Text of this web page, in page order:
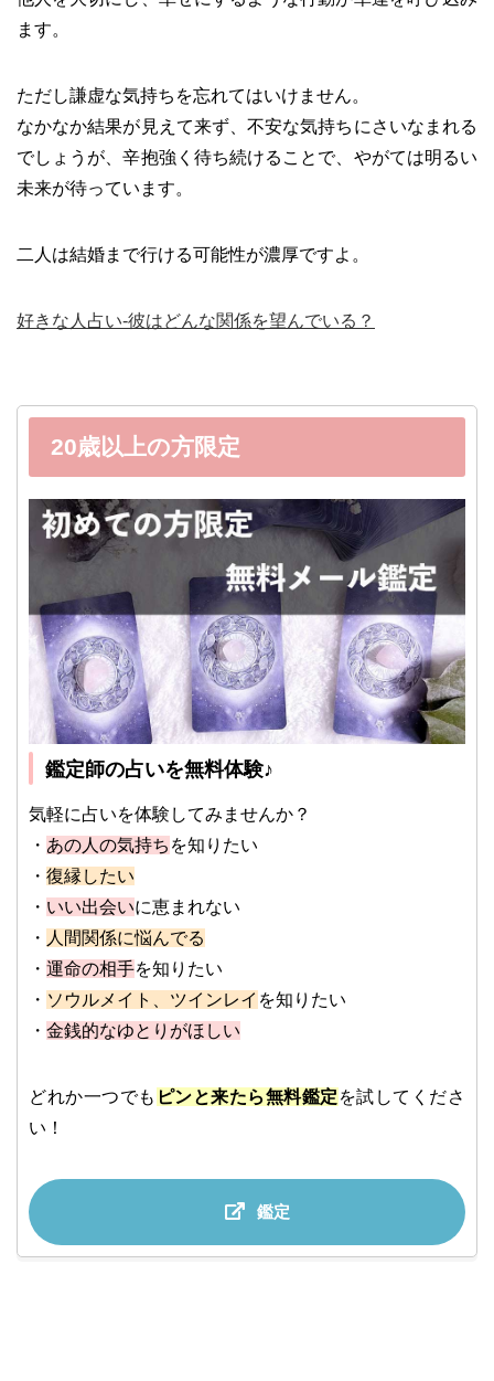
ます。
ただし謙虚な気持ちを忘れてはいけません。
なかなか結果が見えて来ず、不安な気持ちにさいなまれる
でしょうが、辛抱強く待ち続けることで、やがては明るい
未来が待っています。
二人は結婚まで行ける可能性が濃厚ですよ。
好きな人占い-彼はどんな関係を望んでいる？
20歳以上の方限定
鑑定師の占いを無料体験♪
気軽に占いを体験してみませんか？
・ あの人の気持ち を知りたい
・ 復縁したい
・ いい出会いに恵まれない
・ 人間関係に悩んでる
・ 運命の相手を知りたい
・ ソウルメイト、ツインレイ を知りたい
・ 金銭的なゆとりがほしい
どれか一つでも ピンと来たら無料鑑定 を試してくださ
い！
鑑定